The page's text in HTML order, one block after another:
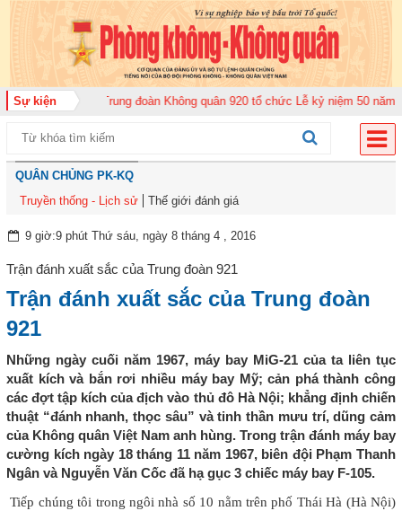
Sự kiện
năm 2026 Trung đoàn Không quân 920 tổ chức Lễ kỷ niệm 50 năm
QUÂN CHỦNG PK-KQ
Truyền thống - Lịch sử
Thế giới đánh giá
9 giờ:9 phút Thứ sáu, ngày 8 tháng 4 , 2016
Trận đánh xuất sắc của Trung đoàn 921
Trận đánh xuất sắc của Trung đoàn
921
Những ngày cuối năm 1967, máy bay MiG-21 của ta liên tục
xuất kích và bắn rơi nhiều máy bay Mỹ; cản phá thành công
các đợt tập kích của địch vào thủ đô Hà Nội; khẳng định chiến
thuật “đánh nhanh, thọc sâu” và tinh thần mưu trí, dũng cảm
của Không quân Việt Nam anh hùng. Trong trận đánh máy bay
cường kích ngày 18 tháng 11 năm 1967, biên đội Phạm Thanh
Ngân và Nguyễn Văn Cốc đã hạ gục 3 chiếc máy bay F-105.
Tiếp chúng tôi trong ngôi nhà số 10 nằm trên phố Thái Hà (Hà Nội)